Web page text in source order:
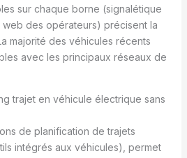
sur chaque borne (signalétique
web des opérateurs) précisent la
majorité des véhicules récents
avec les principaux réseaux de
trajet en véhicule électrique sans
de planification de trajets
intégrés aux véhicules), permet